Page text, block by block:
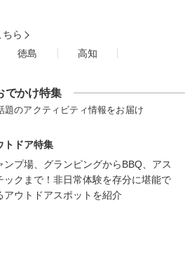
ら
徳島 高知
でかけ特集
題のアクティビティ情報をお届け
トドア特集
ンプ場、グランピングからBBQ、アス
ックまで！非日常体験を存分に堪能で
アウトドアスポットを紹介